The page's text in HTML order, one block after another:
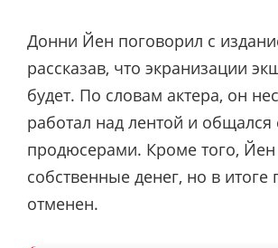
Донни Йен поговорил с
рассказав, что экранизации
будет. По словам актера, он
работал над лентой и общался
продюсерами. Кроме того,
собственные денег, но в итоге
отменен.